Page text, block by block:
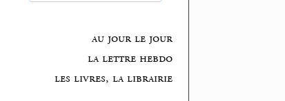
au jour le jour
la lettre hebdo
les livres, la librairie